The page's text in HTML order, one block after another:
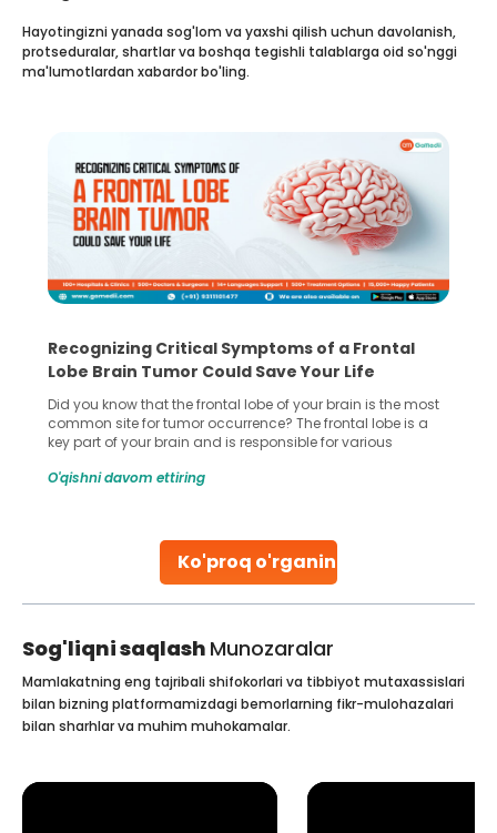
Ko'proq o'rganing
Hayotingizni yanada sog'lom va yaxshi qilish uchun davolanish,
protseduralar, shartlar va boshqa tegishli talablarga oid so'nggi
ma'lumotlardan xabardor bo'ling.
What You Need to Know Before Taking the
Step Towards IVF Without Husband’s Consent
In vitro fertilization (IVF) is a great option for the treatment
for infertility and widely known across the globe. It allows
many couples to start a family when natural conception
husband consent as he doesn’t support the idea then this
O'qishni davom ettiring
Sog'liqni saqlash Munozaralar
Mamlakatning eng tajribali shifokorlari va tibbiyot mutaxassislari
bilan bizning platformamizdagi bemorlarning fikr-mulohazalari
bilan sharhlar va muhim muhokamalar.